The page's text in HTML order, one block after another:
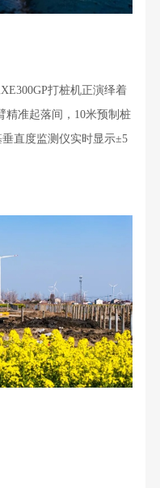
打桩机正演绎着
准起落间，10米预制桩
直度监测仪实时显示±5